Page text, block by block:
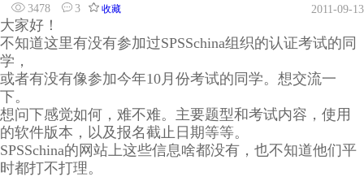
3478
3 收藏 2011-09-13
大家好！
不知道这里有没有参加过SPSSchina组织的认证考试的同
学，
或者有没有像参加今年10月份考试的同学。想交流一
下。
想问下感觉如何，难不难。主要题型和考试内容，使用
的软件版本，以及报名截止日期等等。
SPSSchina的网站上这些信息啥都没有，也不知道他们平
时都打不打理。